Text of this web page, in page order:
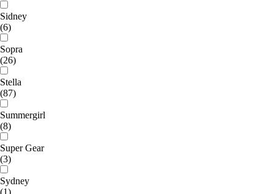
Sidney
(6)
Sopra
(26)
Stella
(87)
Summergirl
(8)
Super Gear
(3)
Sydney
(1)